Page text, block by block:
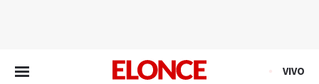
VIVO